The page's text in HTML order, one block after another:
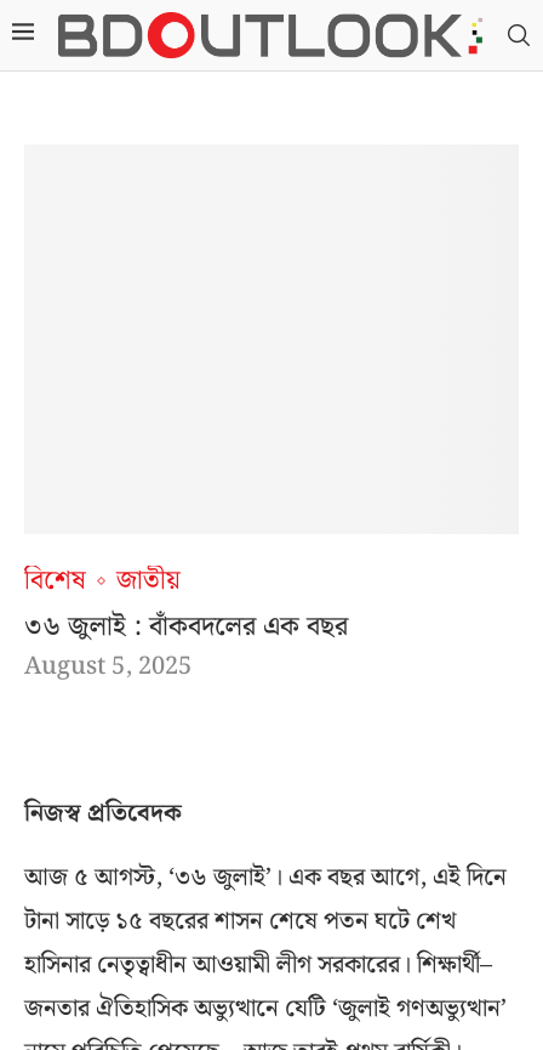
বিশেষ
জাতীয়
৩৬ জুলাই : বাঁকবদলের এক বছর
August 5, 2025
নিজস্ব প্রতিবেদক
আজ ৫ আগস্ট, ‘৩৬ জুলাই’। এক বছর আগে, এই দিনে
টানা সাড়ে ১৫ বছরের শাসন শেষে পতন ঘটে শেখ
হাসিনার নেতৃত্বাধীন আওয়ামী লীগ সরকারের। শিক্ষার্থী–
জনতার ঐতিহাসিক অভ্যুত্থানে যেটি ‘জুলাই গণঅভ্যুত্থান’